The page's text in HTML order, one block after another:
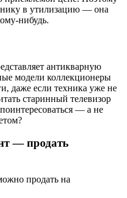
в утилизацию — она
нибудь.
антикварную
модели коллекционеры
даже если техника уже не
старинный телевизор
— а не
— продать
продать на